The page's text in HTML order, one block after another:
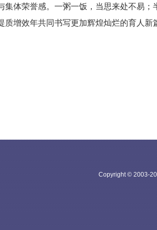
集体荣誉感。一粥一饭，当思来处不易
质增效年共同书写更加辉煌灿烂的育人新
Copyright © 2003-